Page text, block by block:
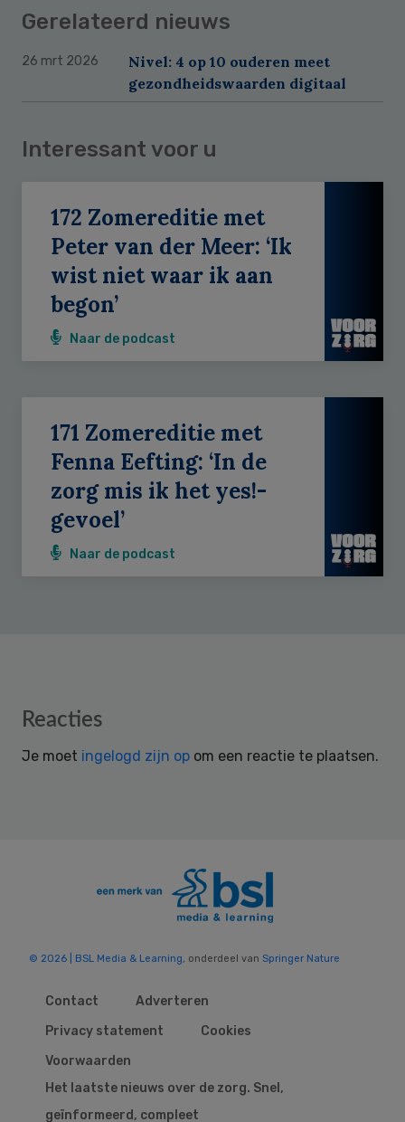
Gerelateerd nieuws
26 mrt 2026
Nivel: 4 op 10 ouderen meet
gezondheidswaarden digitaal
Interessant voor u
172 Zomereditie met
Peter van der Meer: ‘Ik
wist niet waar ik aan
begon’
Naar de podcast
171 Zomereditie met
Fenna Eefting: ‘In de
zorg mis ik het yes!-
gevoel’
Naar de podcast
Reader
Reacties
Je moet ingelogd zijn op om een reactie te plaatsen.
© 2026 | BSL Media & Learning, onderdeel van Springer Nature
Contact
Adverteren
Privacy statement
Cookies
Voorwaarden
Het laatste nieuws over de zorg. Snel,
geïnformeerd, compleet